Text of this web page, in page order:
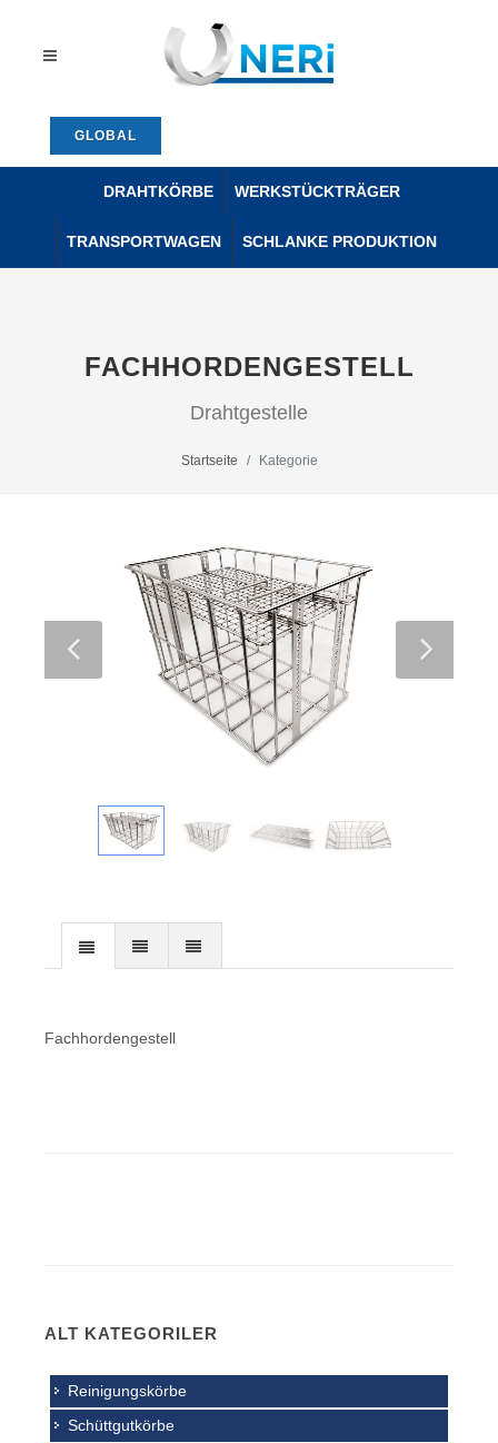
GLOBAL
DRAHTKÖRBE WERKSTÜCKTRÄGER
TRANSPORTWAGEN SCHLANKE PRODUKTION
FACHHORDENGESTELL
Drahtgestelle
Startseite Kategorie
Fachhordengestell
ALT KATEGORILER
Reinigungskörbe
Schüttgutkörbe